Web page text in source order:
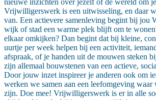
nieuwe inzichten over jezelf of de wereld om
Vrijwilligerswerk is een uitwisseling, en daar
van. Een actievere samenleving begint bij jou
wijk of stad een warme plek blijft om te
elkaar omkijken? Dan begint dat bij kleine,
uurtje per week helpen bij een activiteit,
afspraak, of je handen uit de mouwen steken
zijn allemaal bouwstenen van een actieve,
Door jouw inzet inspireer je anderen ook om
werken we samen aan een leefomgeving waar
zijn. Doe mee! Vrijwilligerswerk is er in alle